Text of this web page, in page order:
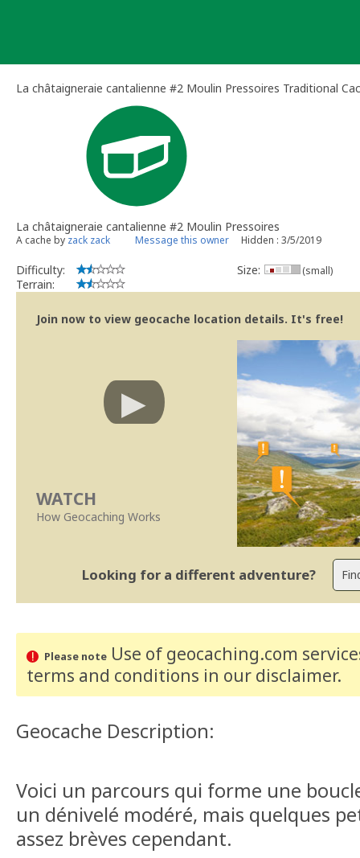
La châtaigneraie cantalienne #2 Moulin Pressoires Traditional
La châtaigneraie cantalienne #2 Moulin Pressoires
A cache by zack zack Message this owner Hidden : 3/5/2019
Difficulty:
Terrain:
Size: (small)
Join now to view geocache location details. It's free!
WATCH
How Geocaching Works
Looking for a different adventure?
Please noteUse of geocaching.com
terms and conditions in our disclaimer.
Geocache Description:
Voici un parcours qui forme une
un dénivelé modéré, mais quelques
assez brèves cependant.